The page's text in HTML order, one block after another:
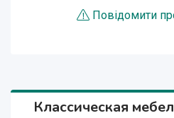
Повідомити
Классическая